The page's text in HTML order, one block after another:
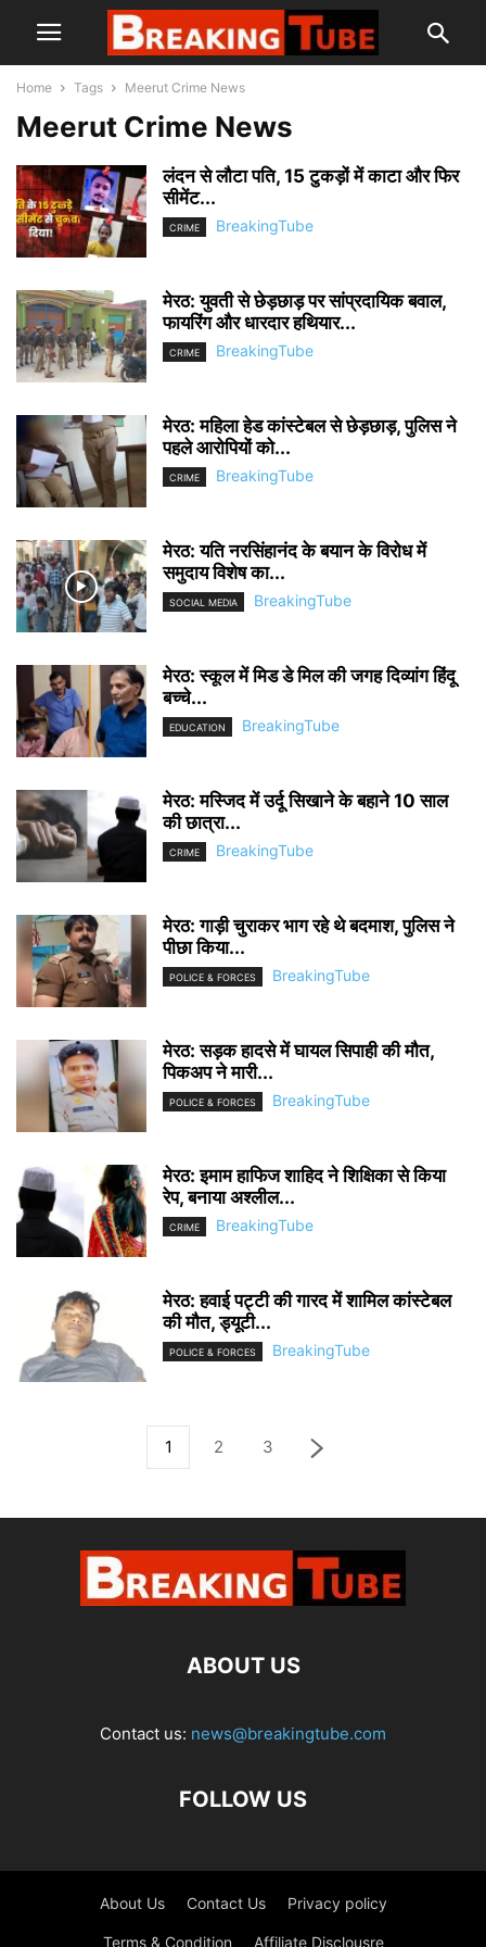
Home Tags Meerut Crime News
Meerut Crime News
लंदन से लौटा पति, 15 टुकड़ों में काटा और फिर
सीमेंट...
CRIME BreakingTube
मेरठ: युवती से छेड़छाड़ पर सांप्रदायिक बवाल,
फायरिंग और धारदार हथियार...
CRIME BreakingTube
मेरठ: महिला हेड कांस्टेबल से छेड़छाड़, पुलिस ने
पहले आरोपियों को...
CRIME BreakingTube
मेरठ: यति नरसिंहानंद के बयान के विरोध में
समुदाय विशेष का...
SOCIAL MEDIA BreakingTube
मेरठ: स्कूल में मिड डे मिल की जगह दिव्यांग हिंदू
बच्चे...
EDUCATION BreakingTube
मेरठ: मस्जिद में उर्दू सिखाने के बहाने 10 साल
की छात्रा...
CRIME BreakingTube
मेरठ: गाड़ी चुराकर भाग रहे थे बदमाश, पुलिस ने
पीछा किया...
POLICE & FORCES BreakingTube
मेरठ: सड़क हादसे में घायल सिपाही की मौत,
पिकअप ने मारी...
POLICE & FORCES BreakingTube
मेरठ: इमाम हाफिज शाहिद ने शिक्षिका से किया
रेप, बनाया अश्लील...
CRIME BreakingTube
मेरठ: हवाई पट्टी की गारद में शामिल कांस्टेबल
की मौत, ड्यूटी...
POLICE & FORCES BreakingTube
1 2 3
ABOUT US
Contact us: news@breakingtube.com
FOLLOW US
About Us Contact Us Privacy policy
Terms & Condition Affiliate Disclousre